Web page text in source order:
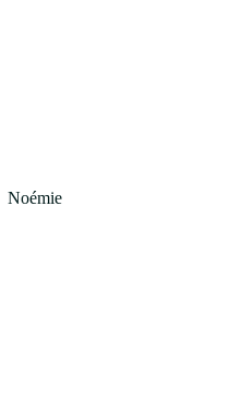
Noémie